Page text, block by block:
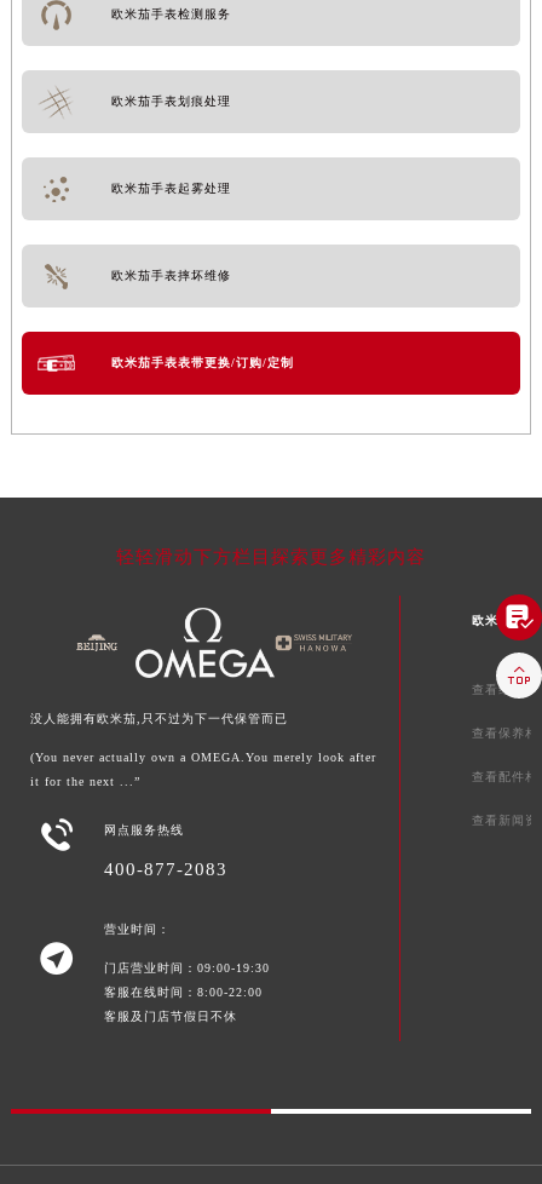
欧米茄手表检测服务
欧米茄手表划痕处理
欧米茄手表起雾处理
欧米茄手表摔坏维修
欧米茄手表表带更换/订购/定制
轻轻滑动下方栏目探索更多精彩内容
没人能拥有欧米茄,只不过为下一代保管而已
(You never actually own a OMEGA.You merely look after
it for the next ...”
 网点服务热线
400-877-2083

营业时间：
门店营业时间：09:00-19:30
客服在线时间：8:00-22:00
客服及门店节假日不休
欧米茄文章
查看维修相
查看保养相
查看配件相
查看新闻资

